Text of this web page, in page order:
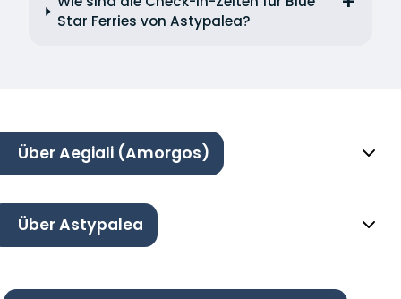
Star Ferries von Astypalea?
Über Aegiali (Amorgos)
Über Astypalea